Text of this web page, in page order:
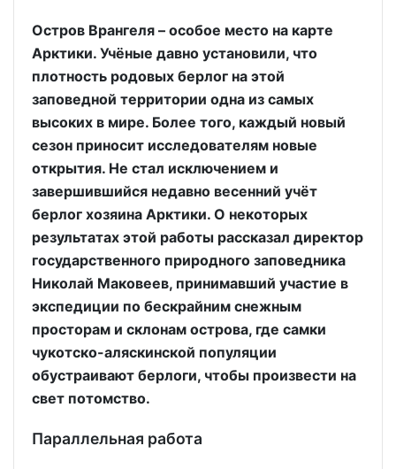
Остров Врангеля – особое место на карте
Арктики. Учёные давно установили, что
плотность родовых берлог на этой
заповедной территории одна из самых
высоких в мире. Более того, каждый новый
сезон приносит исследователям новые
открытия. Не стал исключением и
завершившийся недавно весенний учёт
берлог хозяина Арктики. О некоторых
результатах этой работы рассказал директор
государственного природного заповедника
Николай Маковеев, принимавший участие в
экспедиции по бескрайним снежным
просторам и склонам острова, где самки
чукотско-аляскинской популяции
обустраивают берлоги, чтобы произвести на
свет потомство.
Параллельная работа